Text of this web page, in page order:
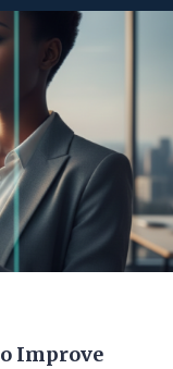
Improve